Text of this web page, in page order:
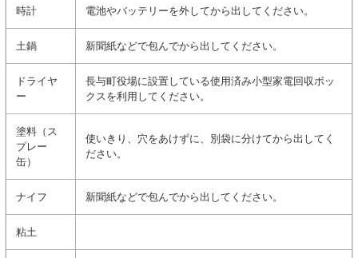
時計 電池やバッテリーを外してから出してください。
土鍋 新聞紙などで包んでから出してください。
ドライヤ
ー
長与町役場に設置している使用済み小型家電回収ボッ
クスを利用してください。
塗料（ス
プレー
缶）
使いきり、穴をあけずに、別袋に分けてから出してく
ださい。
ナイフ 新聞紙などで包んでから出してください。
粘土